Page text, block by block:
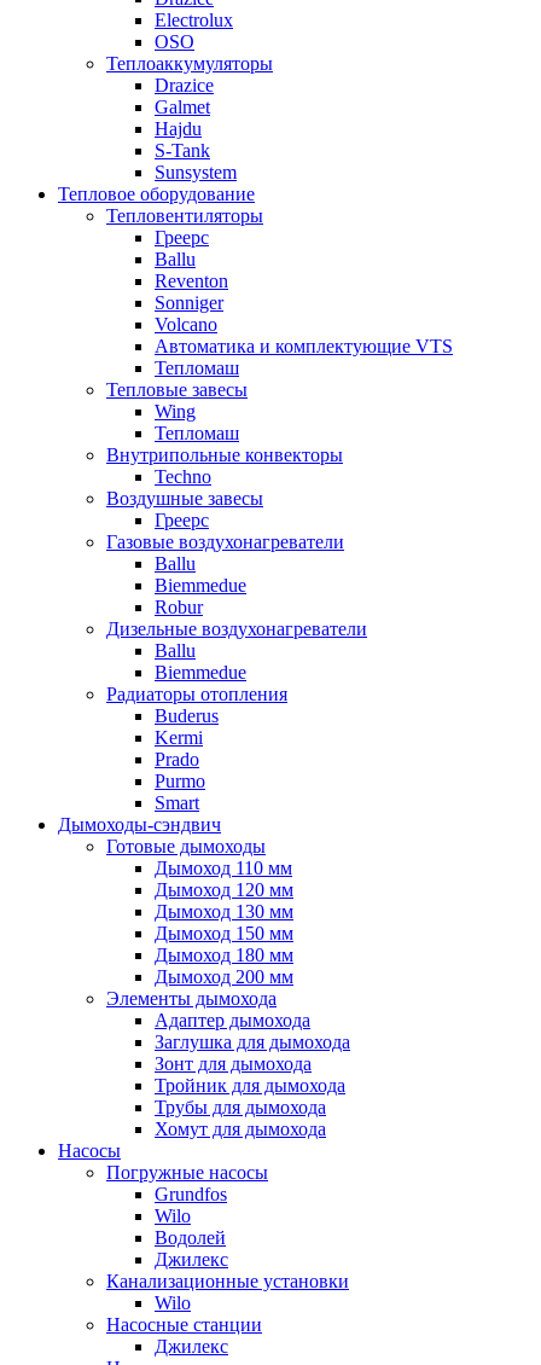
Electrolux
OSO
Теплоаккумуляторы
Drazice
Galmet
Hajdu
S-Tank
Sunsystem
Тепловое оборудование
Тепловентиляторы
Греерс
Ballu
Reventon
Sonniger
Volcano
Автоматика и комплектующие VTS
Тепломаш
Тепловые завесы
Wing
Тепломаш
Внутрипольные конвекторы
Techno
Воздушные завесы
Греерс
Газовые воздухонагреватели
Ballu
Biemmedue
Robur
Дизельные воздухонагреватели
Ballu
Biemmedue
Радиаторы отопления
Buderus
Kermi
Prado
Purmo
Smart
Дымоходы-сэндвич
Готовые дымоходы
Дымоход 110 мм
Дымоход 120 мм
Дымоход 130 мм
Дымоход 150 мм
Дымоход 180 мм
Дымоход 200 мм
Элементы дымохода
Адаптер дымохода
Заглушка для дымохода
Зонт для дымохода
Тройник для дымохода
Трубы для дымохода
Хомут для дымохода
Насосы
Погружные насосы
Grundfos
Wilo
Водолей
Джилекс
Канализационные установки
Wilo
Насосные станции
Джилекс